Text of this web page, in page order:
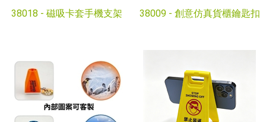
38018 - 磁吸卡套手機支架 38009 - 創意仿真貨櫃鑰匙扣